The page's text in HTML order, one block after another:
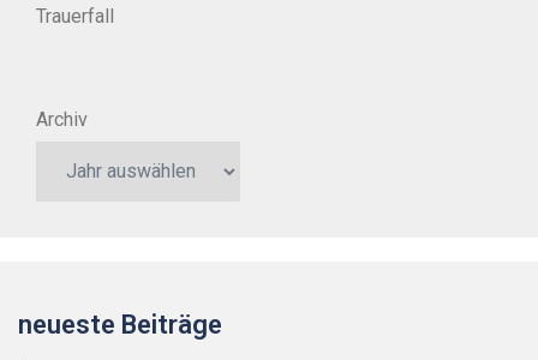
Trauerfall
Archiv
neueste Beiträge